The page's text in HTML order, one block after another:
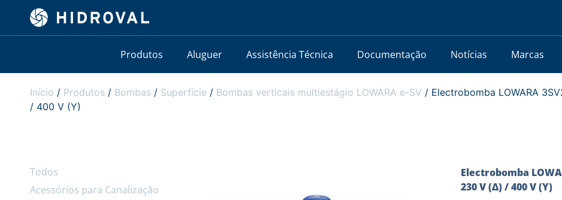
Produtos Aluguer Assistência Técnica Documentação Notícias Marcas
Início / Produtos / Bombas / Superfície / Bombas verticais multiestágio LOWARA e-SV / Electrobomba LOWARA
/ 400 V (Y)
Todos
Acessórios para Canalização
Electrobomba
230 V (Δ) / 400 V (Y)